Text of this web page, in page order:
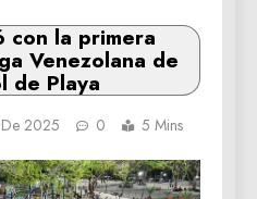
con la primera
Venezolana de
de Playa
2025 0 5 Mins